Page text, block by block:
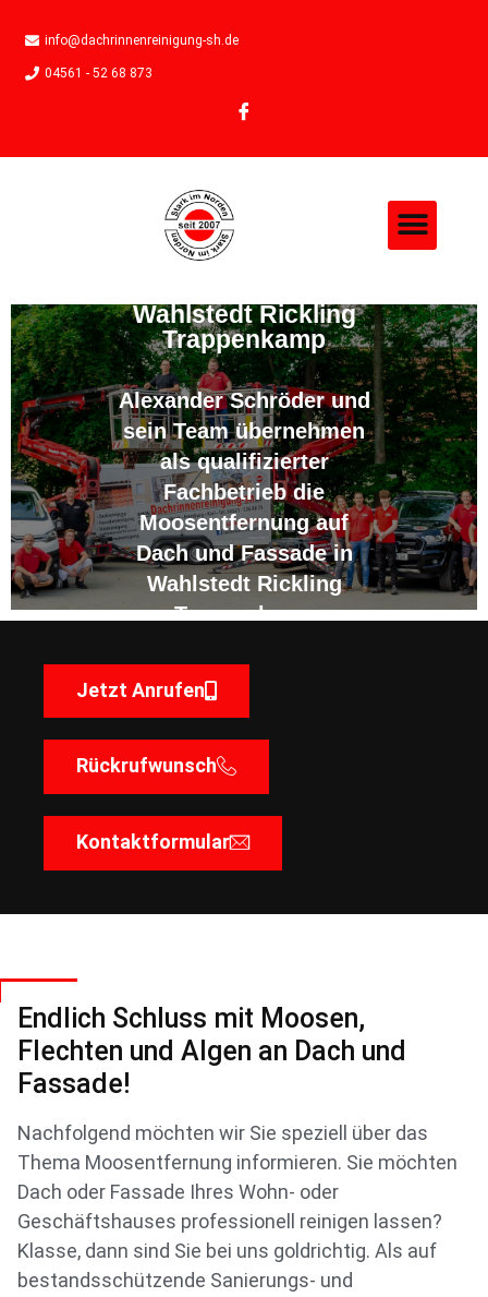
info@dachrinnenreinigung-sh.de
04561 - 52 68 873
Wahlstedt Rickling
Trappenkamp
Alexander Schröder und
sein Team übernehmen
als qualifizierter
Fachbetrieb die
Moosentfernung auf
Dach und Fassade in
Wahlstedt Rickling
Trappenkamp
Jetzt Anrufen
Rückrufwunsch
Kontaktformular
Endlich Schluss mit Moosen,
Flechten und Algen an Dach und
Fassade!
Nachfolgend möchten wir Sie speziell über das
Thema Moosentfernung informieren. Sie möchten
Dach oder Fassade Ihres Wohn- oder
Geschäftshauses professionell reinigen lassen?
Klasse, dann sind Sie bei uns goldrichtig. Als auf
bestandsschützende Sanierungs- und